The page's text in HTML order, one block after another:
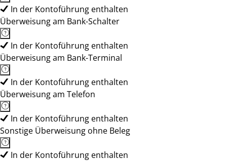
In der Kontoführung enthalten
Überweisung am Bank-Schalter
In der Kontoführung enthalten
Überweisung am Bank-Terminal
In der Kontoführung enthalten
Überweisung am Telefon
In der Kontoführung enthalten
Sonstige Überweisung ohne Beleg
In der Kontoführung enthalten